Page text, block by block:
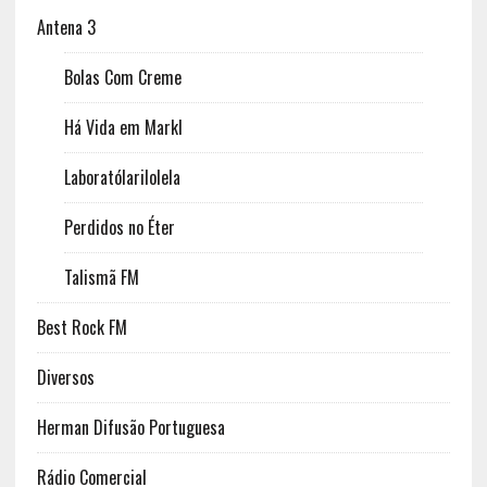
Antena 3
Bolas Com Creme
Há Vida em Markl
Laboratólarilolela
Perdidos no Éter
Talismã FM
Best Rock FM
Diversos
Herman Difusão Portuguesa
Rádio Comercial